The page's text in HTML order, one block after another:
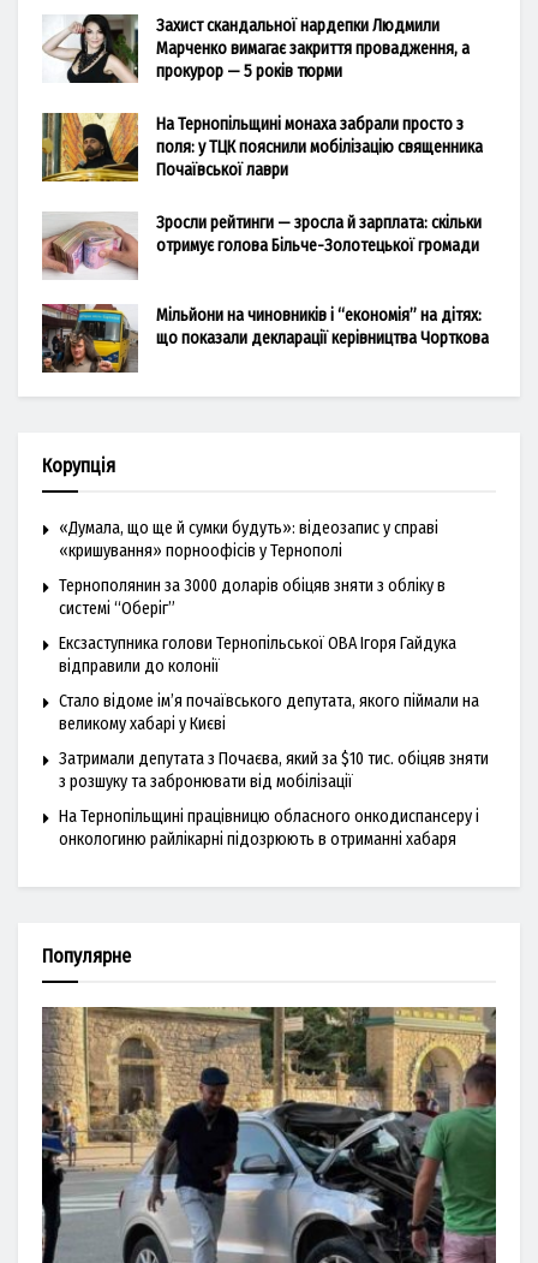
Захист скандальної нардепки Людмили
Марченко вимагає закриття провадження, а
прокурор — 5 років тюрми
На Тернопільщині монаха забрали просто з
поля: у ТЦК пояснили мобілізацію священника
Почаївської лаври
Зросли рейтинги — зросла й зарплата: скільки
отримує голова Більче-Золотецької громади
Мільйони на чиновників і “економія” на дітях:
що показали декларації керівництва Чорткова
Корупція
«Думала, що ще й сумки будуть»: відеозапис у справі
«кришування» порноофісів у Тернополі
Тернополянин за 3000 доларів обіцяв зняти з обліку в
системі “Оберіг”
Ексзаступника голови Тернопільської ОВА Ігоря Гайдука
відправили до колонії
Стало відоме ім’я почаївського депутата, якого піймали на
великому хабарі у Києві
Затримали депутата з Почаєва, який за $10 тис. обіцяв зняти
з розшуку та забронювати від мобілізації
На Тернопільщині працівницю обласного онкодиспансеру і
онкологиню райлікарні підозрюють в отриманні хабаря
Популярне